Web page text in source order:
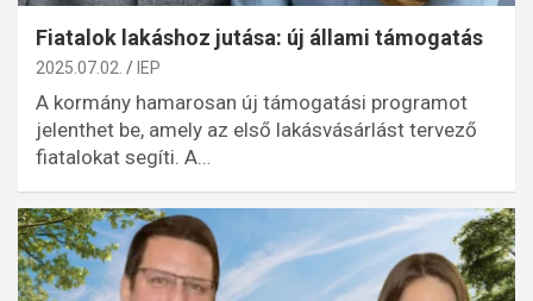
Fiatalok lakáshoz jutása: új állami támogatás
2025.07.02. IEP
A kormány hamarosan új támogatási programot
jelenthet be, amely az első lakásvásárlást tervező
fiatalokat segíti. A…